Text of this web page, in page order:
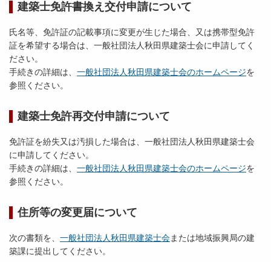
建築士免許書換え交付申請について
氏名等、免許証の記載事項に変更が生じた場合、又は携帯型免許
証を希望する場合は、一般社団法人秋田県建築士会に申請してく
ださい。
手続きの詳細は、 一般社団法人秋田県建築士会のホームページを
参照ください。
建築士免許再交付申請について
免許証を紛失又は汚損した場合は、一般社団法人秋田県建築士会
に申請してください。
手続きの詳細は、 一般社団法人秋田県建築士会のホームページを
参照ください。
住所等の変更届について
次の書類を、 一般社団法人秋田県建築士会または地域振興局の建
築課に提出してください。